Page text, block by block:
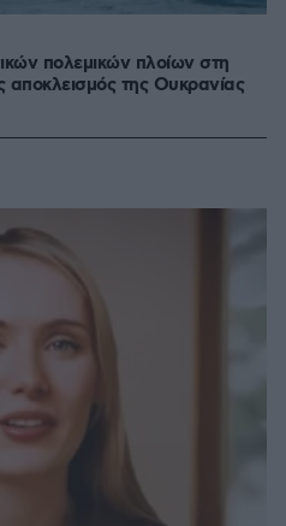
πολεμικών πλοίων στη
της Ουκρανίας